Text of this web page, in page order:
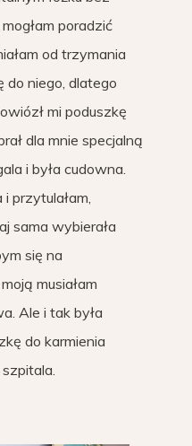
poradzić
od trzymania
do niego, dlatego
mi poduszkę
dla mnie specjalną
i była cudowna.
przytulałam,
sama wybierała
się na
musiałam
Ale i tak była
do karmienia